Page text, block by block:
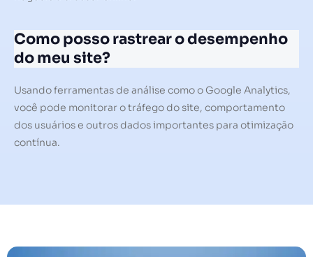
Como posso rastrear o desempenho
do meu site?
Usando ferramentas de análise como o Google Analytics,
você pode monitorar o tráfego do site, comportamento
dos usuários e outros dados importantes para otimização
contínua.